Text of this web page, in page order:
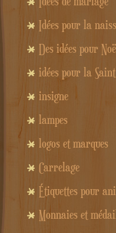
Idées pour la
Des idées pour
idées pour la
insigne
lampes
logos et marques
Carrelage
Étiquettes pour
Monnaies et